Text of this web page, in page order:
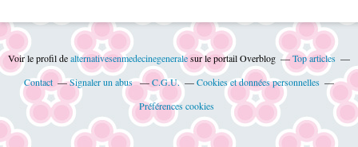
Voir le profil dealternativesenmedecinegeneralesur le portail Overblog
Top articles
Contact
Signaler un abus C.G.U.
Cookies et données personnelles
Préférences cookies